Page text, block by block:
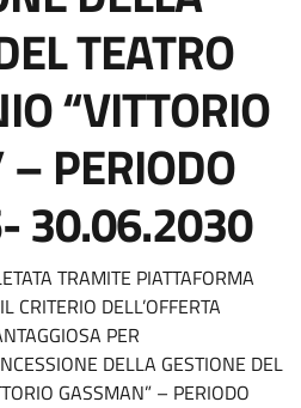
TEATRO
“VITTORIO
PERIODO
30.06.2030
TRAMITE PIATTAFORMA
CRITERIO DELL’OFFERTA
PER
DELLA GESTIONE DEL
GASSMAN” – PERIODO